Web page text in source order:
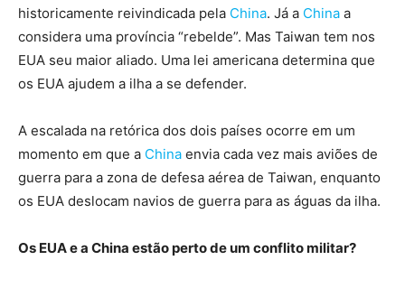
historicamente reivindicada pela China. Já a China a
considera uma província “rebelde”. Mas Taiwan tem nos
EUA seu maior aliado. Uma lei americana determina que
os EUA ajudem a ilha a se defender.
A escalada na retórica dos dois países ocorre em um
momento em que a China envia cada vez mais aviões de
guerra para a zona de defesa aérea de Taiwan, enquanto
os EUA deslocam navios de guerra para as águas da ilha.
Os EUA e a China estão perto de um conflito militar?